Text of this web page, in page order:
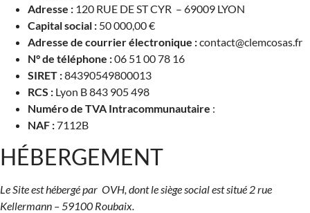
Adresse : 120 RUE DE ST CYR – 69009 LYON
Capital social : 50 000,00 €
Adresse de courrier électronique :contact@clemcosas.fr
N° de téléphone :06 51 00 78 16
SIRET :84390549800013
RCS : Lyon B 843 905 498
Numéro de TVA Intracommunautaire :
NAF :7112B
HÉBERGEMENT
Le Site est hébergé par OVH, dont le siège social est situé 2 rue
Kellermann – 59100 Roubaix.